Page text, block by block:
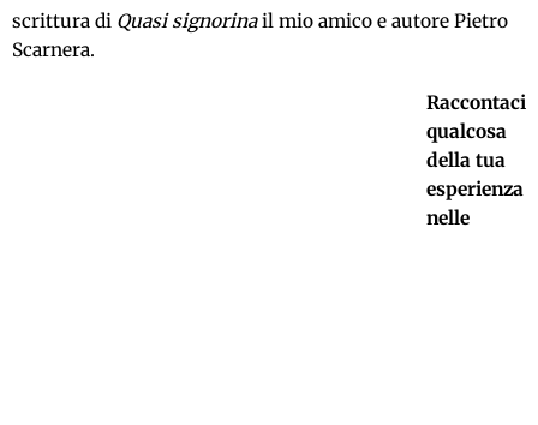
scrittura di Quasi signorinail mio amico e autore Pietro
Scarnera.
Raccontaci
qualcosa
della tua
esperienza
nelle